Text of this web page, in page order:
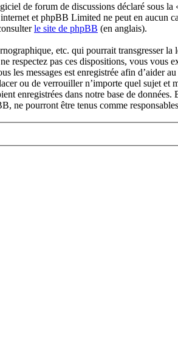
de forum de discussions déclaré sous la
et phpBB Limited ne peut en aucun
le site de phpBB (en anglais).
etc. qui pourrait transgresser
respectez pas ces dispositions, vous vous
les messages est enregistrée afin d’aider
ou de verrouiller n’importe quel sujet et
enregistrées dans notre base de
ne pourront être tenus comme